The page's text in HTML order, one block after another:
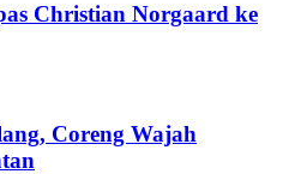
Christian Norgaard ke
Coreng Wajah